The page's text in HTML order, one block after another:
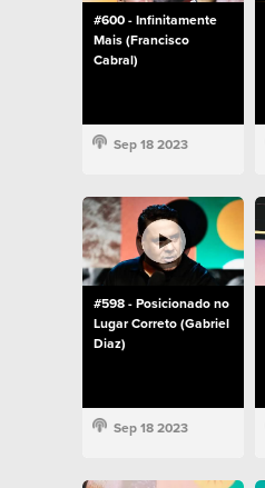
#600 - Infinitamente
Mais (Francisco
Cabral)
Sep 18 2023
#598 - Posicionado no
Lugar Correto (Gabriel
Diaz)
Sep 18 2023